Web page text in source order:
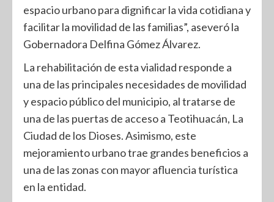
espacio urbano para dignificar la vida cotidiana y
facilitar la movilidad de las familias”, aseveró la
Gobernadora Delfina Gómez Álvarez.
La rehabilitación de esta vialidad responde a
una de las principales necesidades de movilidad
y espacio público del municipio, al tratarse de
una de las puertas de acceso a Teotihuacán, La
Ciudad de los Dioses. Asimismo, este
mejoramiento urbano trae grandes beneficios a
una de las zonas con mayor afluencia turística
en la entidad.